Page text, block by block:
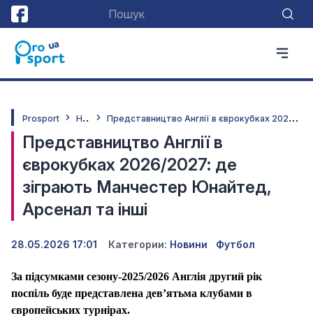
Prosport Н
овини П
редставництво Англії в єврокубках 2026/2027: де зіграють Манчестер Юнайтед, Арсенал та інші
Представництво Англії в
єврокубках 2026/2027: де
зіграють Манчестер Юнайтед,
Арсенал та інші
28.05.2026 17:01 Категории: Новини Футбол
За підсумками сезону-2025/2026 Англія другий рік
поспіль буде представлена дев’ятьма клубами в
європейських турнірах.